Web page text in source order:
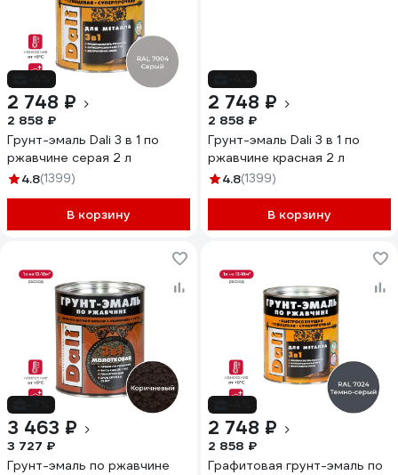
2 748 ₽
2 858 ₽
Грунт-эмаль Dali 3 в 1 по
ржавчине серая 2 л
4.8(1399)
В корзину
2 748 ₽
2 858 ₽
Грунт-эмаль Dali 3 в 1 по
ржавчине красная 2 л
4.8(1399)
В корзину
3 463 ₽
3 727 ₽
Грунт-эмаль по ржавчине
2 748 ₽
2 858 ₽
Графитовая грунт-эмаль по